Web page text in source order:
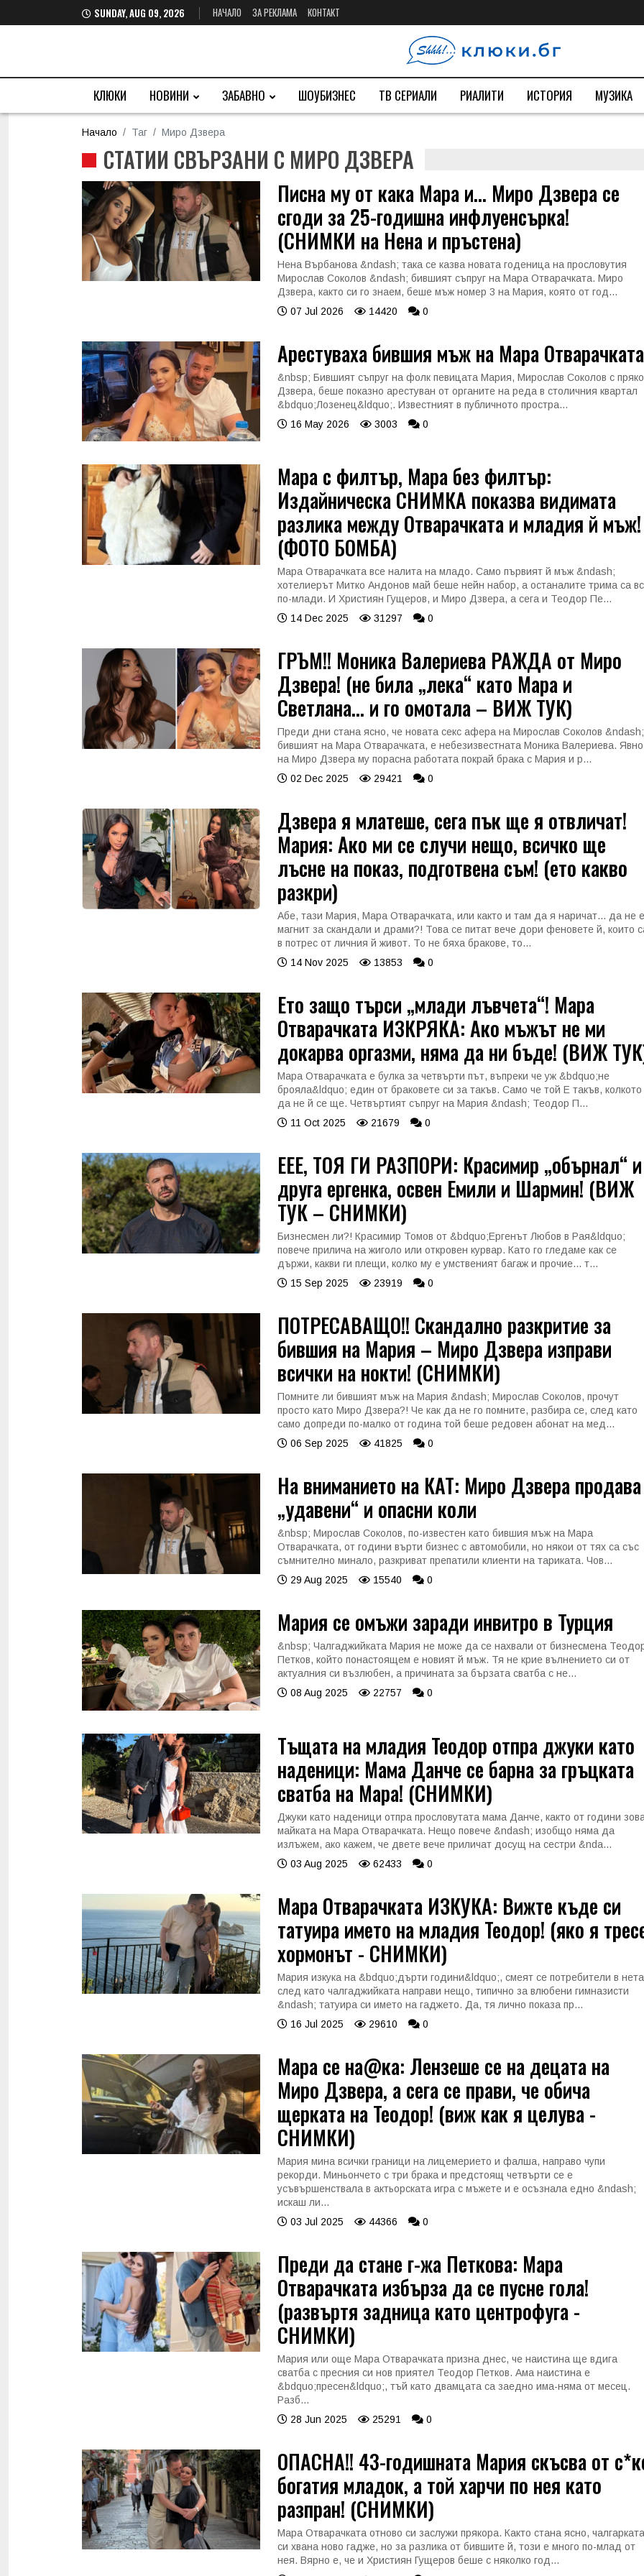
SUNDAY, AUG 09, 2026 НАЧАЛО ЗА РЕКЛАМА КОНТАКТ
КЛЮКИ НОВИНИ ЗАБАВНО ШОУБИЗНЕС ТВ СЕРИАЛИ РИАЛИТИ ИСТОРИЯ МУЗИКА
Начало Таг Миро Дзвера
СТАТИИ СВЪРЗАНИ С МИРО ДЗВЕРА
Писна му от кака Мара и... Миро Дзвера се
сгоди за 25-годишна инфлуенсърка!
(СНИМКИ на Нена и пръстена)
Нена Върбанова &ndash; така се казва новата годеница на прословутия
Мирослав Соколов &ndash; бившият съпруг на Мара Отварачката. Миро
Дзвера, както си го знаем, беше мъж номер 3 на Мария, която от год...
07 Jul 2026
14420 0
Арестуваха бившия мъж на Мара Отварачката
&nbsp; Бившият съпруг на фолк певицата Мария, Мирослав Соколов с
Дзвера, беше показно арестуван от органите на реда в столичния квартал
&bdquo;Лозенец&ldquo;. Известният в публичното простра...
16 May 2026
3003 0
Мара с филтър, Мара без филтър:
Издайническа СНИМКА показва видимата
разлика между Отварачката и младия й мъж!
(ФОТО БОМБА)
Мара Отварачката все налита на младо. Само първият й мъж &ndash;
хотелиерът Митко Андонов май беше нейн набор, а останалите трима са
по-млади. И Християн Гущеров, и Миро Дзвера, а сега и Теодор Пе...
14 Dec 2025
31297 0
ГРЪМ!! Моника Валериева РАЖДА от Миро
Дзвера! (не била „лека“ като Мара и
Светлана... и го омотала – ВИЖ ТУК)
Преди дни стана ясно, че новата секс афера на Мирослав Соколов &ndash;
бившият на Мара Отварачката, е небезизвестната Моника Валериева. Явно
на Миро Дзвера му порасна работата покрай брака с Мария и р...
02 Dec 2025
29421 0
Дзвера я млатеше, сега пък ще я отвличат!
Мария: Ако ми се случи нещо, всичко ще
лъсне на показ, подготвена съм! (ето какво
разкри)
Абе, тази Мария, Мара Отварачката, или както и там да я наричат... да не е
магнит за скандали и драми?! Това се питат вече дори феновете й, които
в потрес от личния й живот. То не бяха бракове, то...
14 Nov 2025
13853 0
Ето защо търси „млади лъвчета“! Мара
Отварачката ИЗКРЯКА: Ако мъжът не ми
докарва оргазми, няма да ни бъде! (ВИЖ
Мара Отварачката е булка за четвърти път, въпреки че уж &bdquo;не
брояла&ldquo; един от браковете си за такъв. Само че той Е такъв, колкото
да не й се ще. Четвъртият съпруг на Мария &ndash; Теодор П...
11 Oct 2025
21679 0
ЕЕЕ, ТОЯ ГИ РАЗПОРИ: Красимир „обърнал“ и
друга ергенка, освен Емили и Шармин! (ВИЖ
ТУК – СНИМКИ)
Бизнесмен ли?! Красимир Томов от &bdquo;Ергенът Любов в Рая&ldquo;
повече прилича на жиголо или откровен курвар. Като го гледаме как се
държи, какви ги плещи, колко му е умственият багаж и прочие... т...
15 Sep 2025
23919 0
ПОТРЕСАВАЩО!! Скандално разкритие за
бившия на Мария – Миро Дзвера изправи
всички на нокти! (СНИМКИ)
Помните ли бившият мъж на Мария &ndash; Мирослав Соколов, прочут
просто като Миро Дзвера?! Че как да не го помните, разбира се, след като
само допреди по-малко от година той беше редовен абонат на мед...
06 Sep 2025
41825 0
На вниманието на КАТ: Миро Дзвера продава
„удавени“ и опасни коли
&nbsp; Мирослав Соколов, по-известен като бившия мъж на Мара
Отварачката, от години върти бизнес с автомобили, но някои от тях са със
съмнително минало, разкриват препатили клиенти на тариката. Чов...
29 Aug 2025
15540 0
Мария се омъжи заради инвитро в Турция
&nbsp; Чалгаджийката Мария не може да се нахвали от бизнесмена
Петков, който понастоящем е новият й мъж. Тя не крие вълнението си от
актуалния си възлюбен, а причината за бързата сватба с не...
08 Aug 2025
22757 0
Тъщата на младия Теодор отпра джуки като
наденици: Мама Данче се барна за гръцката
сватба на Мара! (СНИМКИ)
Джуки като наденици отпра прословутата мама Данче, както от години
майката на Мара Отварачката. Нещо повече &ndash; изобщо няма да
излъжем, ако кажем, че двете вече приличат досущ на сестри &nda...
03 Aug 2025
62433 0
Мара Отварачката ИЗКУКА: Вижте къде си
татуира името на младия Теодор! (яко я
хормонът - СНИМКИ)
Мария изкука на &bdquo;дърти години&ldquo;, смеят се потребители в
след като чалгаджийката направи нещо, типично за влюбени гимназисти
&ndash; татуира си името на гаджето. Да, тя лично показа пр...
16 Jul 2025
29610 0
Мара се на@ка: Лензеше се на децата на
Миро Дзвера, а сега се прави, че обича
щерката на Теодор! (виж как я целува -
СНИМКИ)
Мария мина всички граници на лицемерието и фалша, направо чупи
рекорди. Миньончето с три брака и предстоящ четвърти се е
усъвършенствала в актьорската игра с мъжете и е осъзнала едно &ndash;
искаш ли...
03 Jul 2025
44366 0
Преди да стане г-жа Петкова: Мара
Отварачката избърза да се пусне гола!
(развъртя задница като центрофуга -
СНИМКИ)
Мария или още Мара Отварачката призна днес, че наистина ще вдига
сватба с пресния си нов приятел Теодор Петков. Ама наистина е
&bdquo;пресен&ldquo;, тъй като двамцата са заедно има-няма от месец.
Разб...
28 Jun 2025
25291 0
ОПАСНА!! 43-годишната Мария скъсва от
богатия младок, а той харчи по нея като
разпран! (СНИМКИ)
Мара Отварачката отново си заслужи прякора. Както стана ясно, чалгарката
си хвана ново гадже, но за разлика от бившите й, този е много по-млад от
нея. Вярно е, че и Християн Гущеров беше с няколко год...